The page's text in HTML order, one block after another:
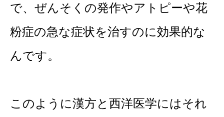
で、ぜんそくの発作やアトピーや花
粉症の急な症状を治すのに効果的な
んです。
このように漢方と西洋医学にはそれ